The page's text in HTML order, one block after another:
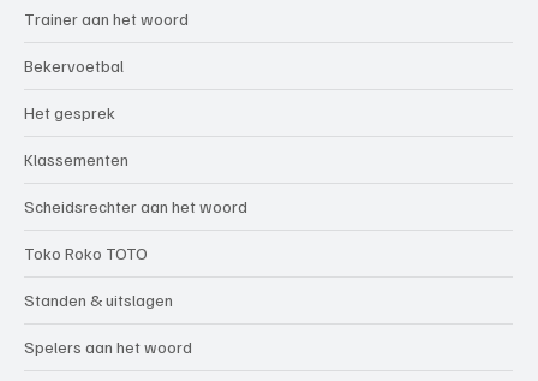
Trainer aan het woord
Bekervoetbal
Het gesprek
Klassementen
Scheidsrechter aan het woord
Toko Roko TOTO
Standen & uitslagen
Spelers aan het woord